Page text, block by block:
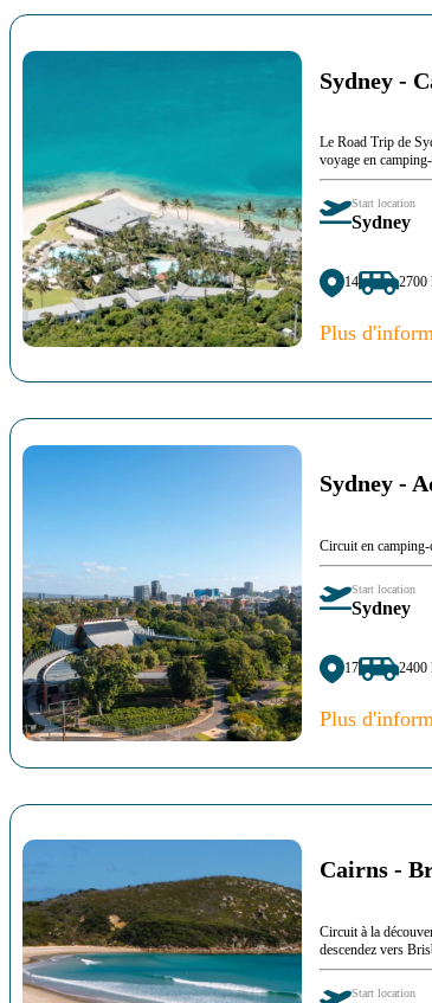
Sydney -
Le Road Trip de
voyage en
Start location
Sydney
14 2700
Plus
Sydney -
Circuit en camping-
Start location
Sydney
17 2400
Plus
Cairns -
Circuit à la
descendez vers
Start location